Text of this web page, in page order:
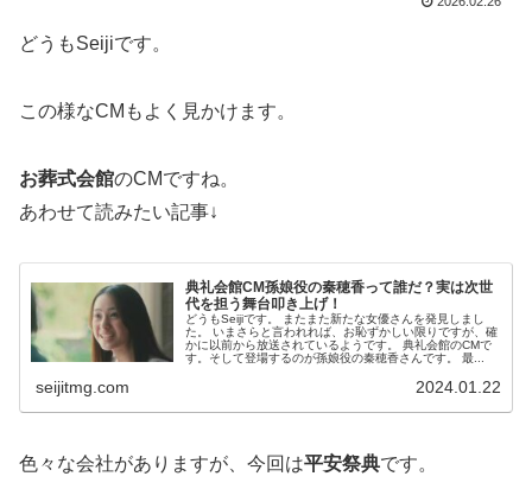
どうもSeijiです。
この様なCMもよく見かけます。
お葬式会館のCMですね。
あわせて読みたい記事↓
典礼会館CM孫娘役の秦穂香って誰だ？実は次世
代を担う舞台叩き上げ！
どうもSeijiです。 またまた新たな女優さんを発見しまし
た。 いまさらと言われれば、お恥ずかしい限りですが、確
かに以前から放送されているようです。 典礼会館のCMで
す。そして登場するのが孫娘役の秦穂香さんです。 最...
seijitmg.com 2024.01.22
色々な会社がありますが、今回は平安祭典です。